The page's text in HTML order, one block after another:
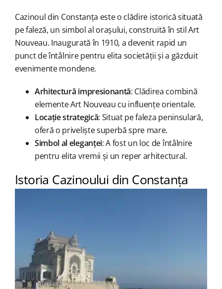
Cazinoul din Constanța este o clădire istorică situată
pe faleză, un simbol al orașului, construită în stil Art
Nouveau. Inaugurată în 1910, a devenit rapid un
punct de întâlnire pentru elita societății și a găzduit
evenimente mondene.
Arhitectură impresionantă: Clădirea combină
elemente Art Nouveau cu influențe orientale.
Locație strategică: Situat pe faleza peninsulară,
oferă o priveliște superbă spre mare.
Simbol al eleganței: A fost un loc de întâlnire
pentru elita vremii și un reper arhitectural.
Istoria Cazinoului din Constanța